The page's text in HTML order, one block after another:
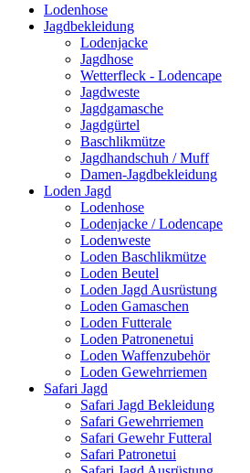
Lodenhose
Jagdbekleidung
Lodenjacke
Jagdhose
Wetterfleck - Lodencape
Jagdweste
Jagdgamasche
Jagdgürtel
Baschlikmütze
Jagdhandschuh / Muff
Damen-Jagdbekleidung
Loden Jagd
Lodenhose
Lodenjacke / Lodencape
Lodenweste
Loden Baschlikmütze
Loden Beutel
Loden Jagd Ausrüstung
Loden Gamaschen
Loden Futterale
Loden Patronenetui
Loden Waffenzubehör
Loden Gewehrriemen
Safari Jagd
Safari Jagd Bekleidung
Safari Gewehrriemen
Safari Gewehr Futteral
Safari Patronetui